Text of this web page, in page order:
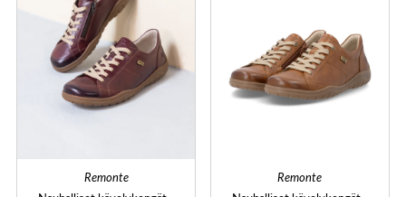
Remonte
Remonte